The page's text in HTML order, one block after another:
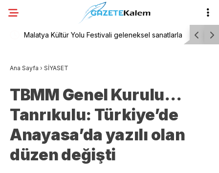
Malatya Kültür Yolu Festivali geleneksel sanatlarla Tarihi
Ana Sayfa › SİYASET
TBMM Genel Kurulu…
Tanrıkulu: Türkiye’de
Anayasa’da yazılı olan
düzen değişti